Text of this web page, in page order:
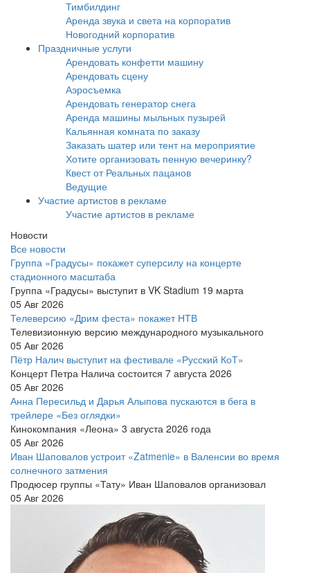
Тимбилдинг
Аренда звука и света на корпоратив
Новогодний корпоратив
Праздничные услуги
Арендовать конфетти машину
Арендовать сцену
Аэросъемка
Арендовать генератор снега
Аренда машины мыльных пузырей
Кальянная комната по заказу
Заказать шатер или тент на мероприятие
Хотите организовать пенную вечеринку?
Квест от Реальных пацанов
Ведущие
Участие артистов в рекламе
Участие артистов в рекламе
Новости
Все новости
Группа «Градусы» покажет суперсилу на концерте
стадионного масштаба
Группа «Градусы» выступит в VK Stadium 19 марта
05 Авг 2026
Телеверсию «Дрим феста» покажет НТВ
Телевизионную версию международного музыкального
05 Авг 2026
Пётр Налич выступит на фестивале «Русский КоТ»
Концерт Петра Налича состоится 7 августа 2026
05 Авг 2026
Анна Пересильд и Дарья Алыпова пускаются в бега в
трейлере «Без оглядки»
Кинокомпания «Леона» 3 августа 2026 года
05 Авг 2026
Иван Шаповалов устроит «Zatmenie» в Валенсии во время
солнечного затмения
Продюсер группы «Тату» Иван Шаповалов организовал
05 Авг 2026